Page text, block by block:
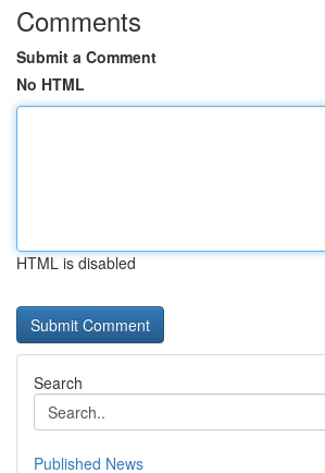
Comments
Submit a Comment
No HTML
HTML is disabled
Search
Published News